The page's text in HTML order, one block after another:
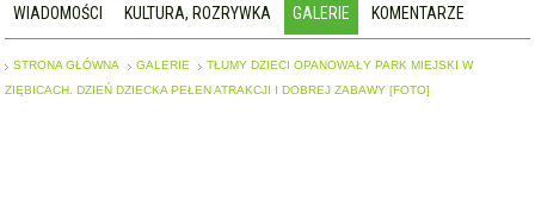
WIADOMOŚCI KULTURA, ROZRYWKA GALERIE KOMENTARZE
STRONA GŁÓWNA GALERIE
TŁUMY DZIECI OPANOWAŁY PARK MIEJSKI W
ZIĘBICACH. DZIEŃ DZIECKA PEŁEN ATRAKCJI I DOBREJ ZABAWY [FOTO]